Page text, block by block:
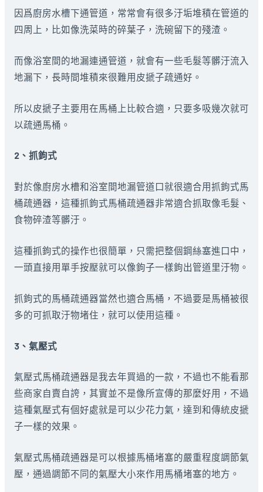
因爲廚房水槽下通管道，常常會有很多汙垢堆積在管道的
四周上，比如像洗菜時的碎葉子，洗碗留下的殘渣。
而像浴室間的地漏連通管道，就會有一些毛髮等髒汙流入
地漏下，長時間堆積來很難用皮搋子疏通好。
所以皮搋子主要用在馬桶上比較合適，只要多吸幾次就可
以疏通馬桶。
2、抓鉤式
對於像廚房水槽和浴室間地漏管道口就很適合用抓鉤式馬
桶疏通器，這種抓鉤式馬桶疏通器非常適合抓取像毛髮、
食物碎渣等髒汙。
這種抓鉤式的操作也很簡單，只需把整個鋼絲塞進口中，
一頭直接用單手按壓就可以像鉤子一樣鉤出管道里汙物。
抓鉤式的馬桶疏通器當然也適合馬桶，不過要是馬桶被很
多的可抓取汙物堵住，就可以使用這種。
3、氣壓式
氣壓式馬桶疏通器是我去年買過的一款，不過也不能看那
些商家自賣自誇，其實並不是像所宣傳的那麼好用，不過
這種氣壓式有個好處就是可以少花力氣，達到和傳統皮搋
子一樣的效果。
氣壓式馬桶疏通器是可以根據馬桶堵塞的嚴重程度調節氣
壓，通過調節不同的氣壓大小來作用馬桶堵塞的地方。